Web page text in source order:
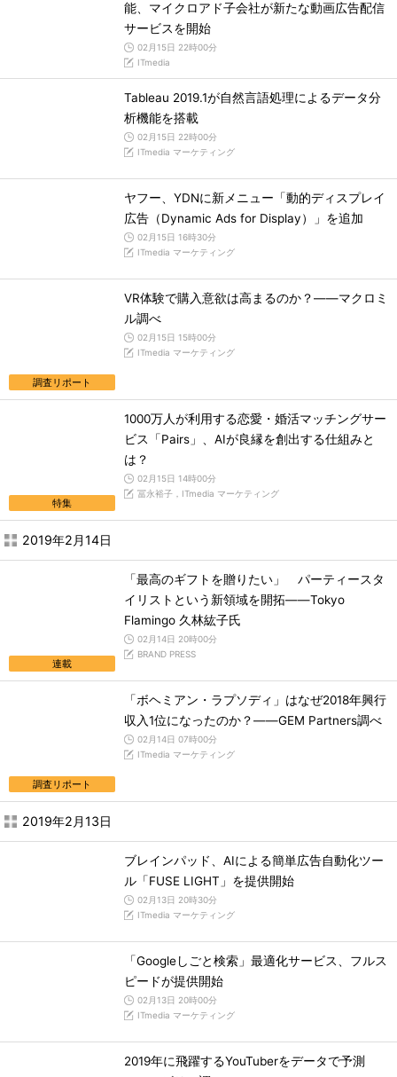
能、マイクロアド子会社が新たな動画広告配信
サービスを開始
02月15日 22時00分
ITmedia
Tableau 2019.1が自然言語処理によるデータ分
析機能を搭載
02月15日 22時00分
ITmedia マーケティング
ヤフー、YDNに新メニュー「動的ディスプレイ
広告（Dynamic Ads for Display）」を追加
02月15日 16時30分
ITmedia マーケティング
調査リポート
VR体験で購入意欲は高まるのか？――マクロミ
ル調べ
02月15日 15時00分
ITmedia マーケティング
特集
1000万人が利用する恋愛・婚活マッチングサー
ビス「Pairs」、AIが良縁を創出する仕組みと
は？
02月15日 14時00分
冨永裕子，ITmedia マーケティング
2019年2月14日
連載
「最高のギフトを贈りたい」 パーティースタ
イリストという新領域を開拓――Tokyo
Flamingo 久林紘子氏
02月14日 20時00分
BRAND PRESS
調査リポート
「ボヘミアン・ラプソディ」はなぜ2018年興行
収入1位になったのか？――GEM Partners調べ
02月14日 07時00分
ITmedia マーケティング
2019年2月13日
ブレインパッド、AIによる簡単広告自動化ツー
ル「FUSE LIGHT」を提供開始
02月13日 20時30分
ITmedia マーケティング
「Googleしごと検索」最適化サービス、フルス
ピードが提供開始
02月13日 20時00分
ITmedia マーケティング
2019年に飛躍するYouTuberをデータで予測